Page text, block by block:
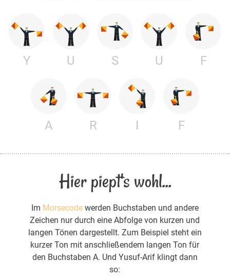
Y U S U F
A R I F
Hier piept's wohl...
Im Morsecodewerden Buchstaben und andere
Zeichen nur durch eine Abfolge von kurzen und
langen Tönen dargestellt. Zum Beispiel steht ein
kurzer Ton mit anschließendem langen Ton für
den Buchstaben A. Und Yusuf-Arif klingt dann
so: